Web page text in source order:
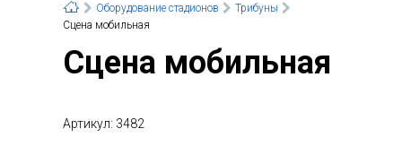
Оборудование стадионов
Трибуны
Сцена мобильная
Сцена мобильная
Артикул: 3482